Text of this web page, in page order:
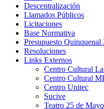
Descentralización
Llamados Públicos
Licitaciones
Base Normativa
Presupuesto Quinquenal
Resoluciones
Links Externos
Centro Cultural
Centro Cultural
Centro Unitec
Sucive
Teatro 25 de Mayo